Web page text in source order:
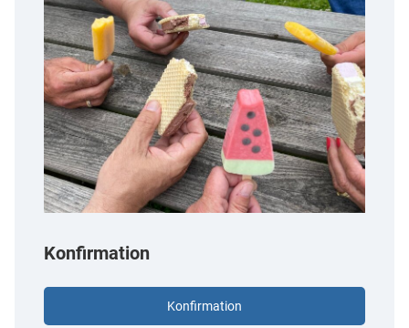
Konfirmation
Konfirmation